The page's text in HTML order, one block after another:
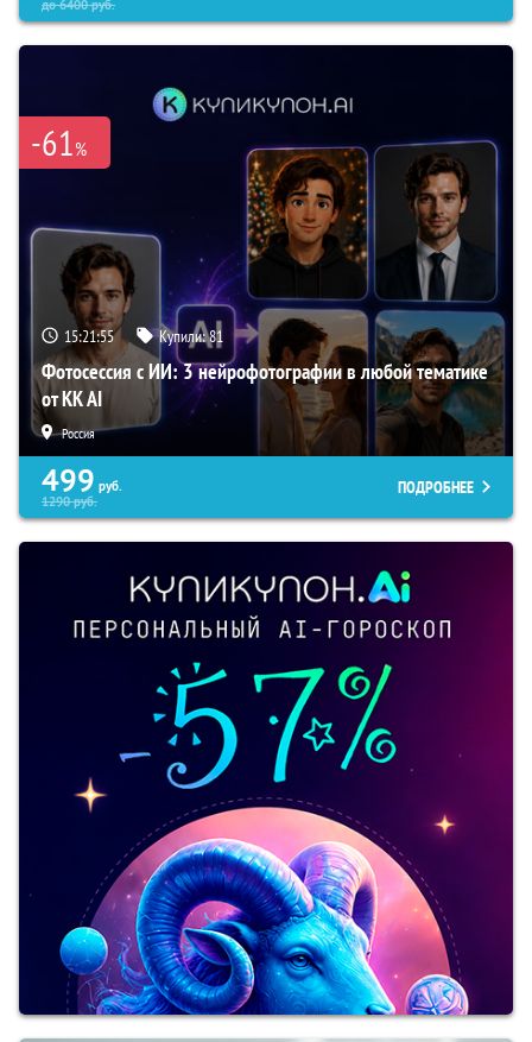
до6400руб.
-61%
15:21:54 Купили:81
Фотосессия с ИИ: 3 нейрофотографии в любой тематике
от KK AI
Россия
499 руб.
1290руб.
ПОДРОБНЕЕ